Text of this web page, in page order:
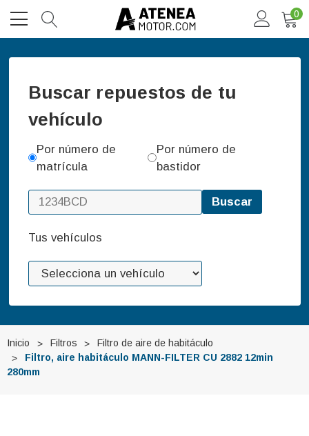
0
Buscar repuestos de tu
vehículo
Por número de
matrícula
Por número de
bastidor
Buscar
Tus vehículos
Inicio Filtros
Filtro de aire de habitáculo
Filtro, aire habitáculo MANN-FILTER CU 2882 12min
280mm